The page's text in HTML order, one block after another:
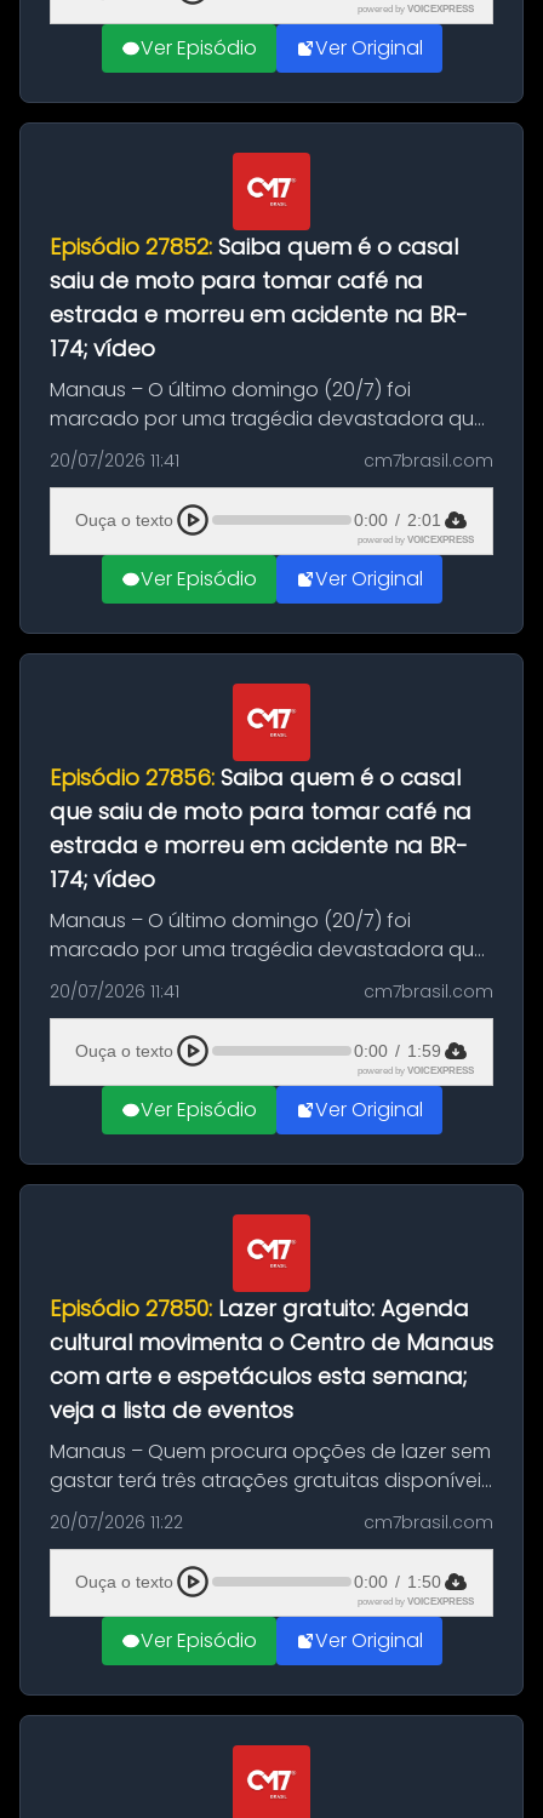
powered by VOICEXPRESS
Ver Episódio Ver Original
Episódio 27852: Saiba quem é o casal
saiu de moto para tomar café na
estrada e morreu em acidente na BR-
174; vídeo
Manaus – O último domingo (20/7) foi
marcado por uma tragédia devastadora que
resultou na morte precoce de dois jovens na
BR-174, na zona rural de Manaus. Um passeio
com destino a um típico café regio...
20/07/2026 11:41 cm7brasil.com
Ouça o texto 0:00 / 2:01
powered by VOICEXPRESS
Ver Episódio Ver Original
Episódio 27856: Saiba quem é o casal
que saiu de moto para tomar café na
estrada e morreu em acidente na BR-
174; vídeo
Manaus – O último domingo (20/7) foi
marcado por uma tragédia devastadora que
resultou na morte precoce de dois jovens na
BR-174, na zona rural de Manaus. Um passeio
com destino a um típico café regio...
20/07/2026 11:41 cm7brasil.com
Ouça o texto 0:00 / 1:59
powered by VOICEXPRESS
Ver Episódio Ver Original
Episódio 27850: Lazer gratuito: Agenda
cultural movimenta o Centro de Manaus
com arte e espetáculos esta semana;
veja a lista de eventos
Manaus – Quem procura opções de lazer sem
gastar terá três atrações gratuitas disponíveis
entre esta segunda-feira (20) e quinta-feira
(23). A programação inclui uma exposição
dedicada à história das ...
20/07/2026 11:22 cm7brasil.com
Ouça o texto 0:00 / 1:50
powered by VOICEXPRESS
Ver Episódio Ver Original